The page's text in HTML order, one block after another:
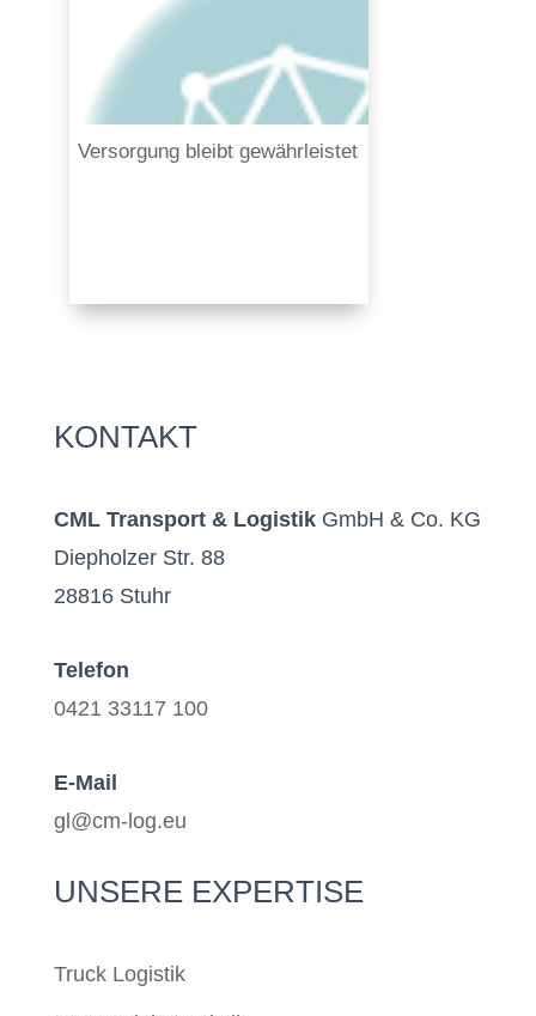
Versorgung bleibt gewährleistet
KONTAKT
CML Transport & LogistikGmbH & Co. KG
Diepholzer Str. 88
28816 Stuhr
Telefon
0421 33117 100
E-Mail
gl@cm-log.eu
UNSERE EXPERTISE
Truck Logistik